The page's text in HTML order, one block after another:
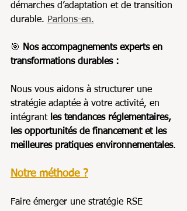
démarches d’adaptation et de transition
durable. Parlons-en.
🎯
Nos accompagnements experts en
transformations durables :
Nous vous aidons à structurer une
stratégie adaptée à votre activité, en
intégrant les tendances réglementaires,
les opportunités de financement et les
meilleures pratiques environnementales.
Notre méthode ?
Faire émerger une stratégie RSE